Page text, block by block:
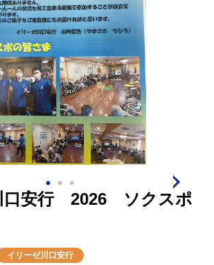
口安行 2026 ソクスポ
イリーゼ川口安行